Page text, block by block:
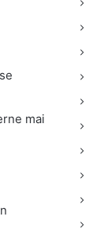
mai